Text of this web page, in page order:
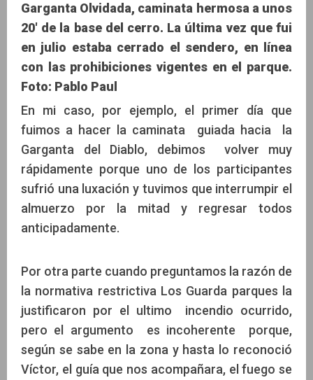
Garganta Olvidada, caminata hermosa a unos
20' de la base del cerro. La última vez que fui
en julio estaba cerrado el sendero, en línea
con las prohibiciones vigentes en el parque.
Foto: Pablo Paul
En mi caso, por ejemplo, el primer día que
fuimos a hacer la caminata guiada hacia la
Garganta del Diablo, debimos volver muy
rápidamente porque uno de los participantes
sufrió una luxación y tuvimos que interrumpir el
almuerzo por la mitad y regresar todos
anticipadamente.
Por otra parte cuando preguntamos la razón de
la normativa restrictiva Los Guarda parques la
justificaron por el ultimo incendio ocurrido,
pero el argumento es incoherente porque,
según se sabe en la zona y hasta lo reconoció
Víctor, el guía que nos acompañara, el fuego se